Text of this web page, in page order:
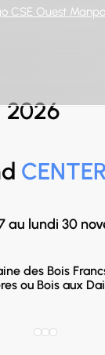
2026
au lundi 30
des Bois
ou Bois aux